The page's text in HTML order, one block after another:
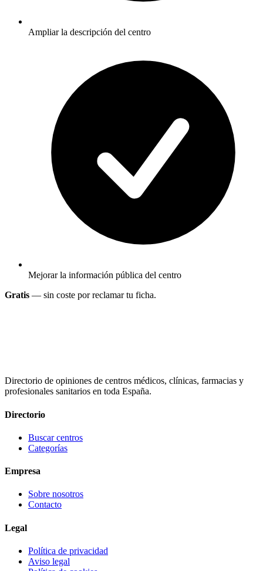
Ampliar la descripción del centro
Mejorar la información pública del centro
Gratis — sin coste por reclamar tu ficha.
Directorio de opiniones de centros médicos, clínicas, farmacias y
profesionales sanitarios en toda España.
Directorio
Buscar centros
Categorías
Empresa
Sobre nosotros
Contacto
Legal
Política de privacidad
Aviso legal